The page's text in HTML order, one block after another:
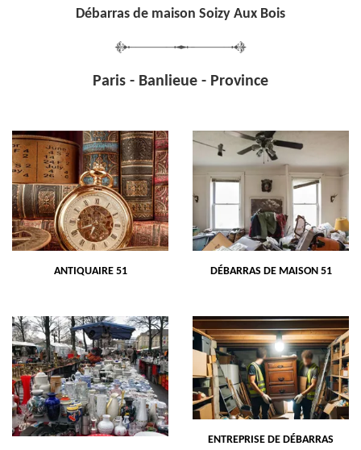
Débarras de maison Soizy Aux Bois
Paris - Banlieue - Province
ANTIQUAIRE 51 DÉBARRAS DE MAISON 51
ENTREPRISE DE DÉBARRAS